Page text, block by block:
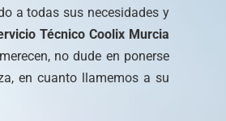
a todas sus necesidades y
Técnico Coolix Murcia
no dude en ponerse
en cuanto llamemos a su